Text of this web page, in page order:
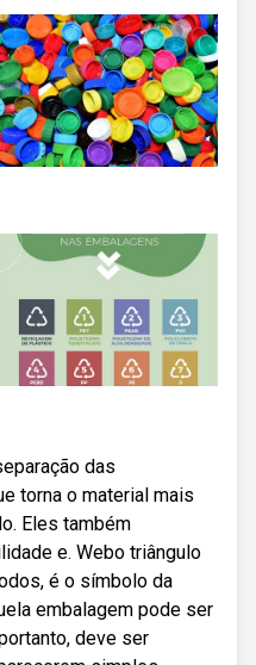
das
torna o material mais
Eles também
e. Webo triângulo
é o símbolo da
embalagem pode ser
deve ser